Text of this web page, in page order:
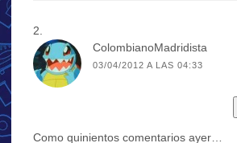
ColombianoMadridista
03/04/2012 A LAS 04:33
Como quinientos comentarios ayer…